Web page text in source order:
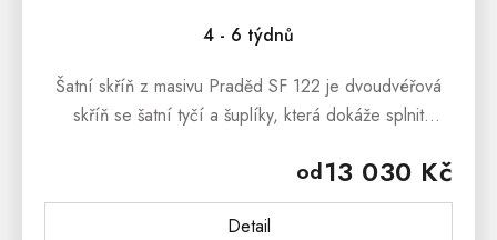
4 - 6 týdnů
od13 030 Kč
Detail
Šatní skříň z masivu Praděd SF 122 je dvoudvéřová
skříň se šatní tyčí a šuplíky, která dokáže splnit